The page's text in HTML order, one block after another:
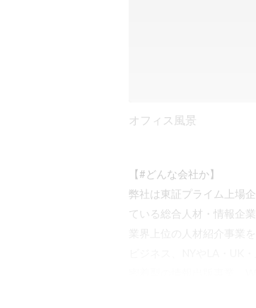
オフィス風景
【#どんな会社か】
弊社は東証プライム上場
ている総合人材・情報企
業界上位の人材紹介事業
密着型の情報出版事業、